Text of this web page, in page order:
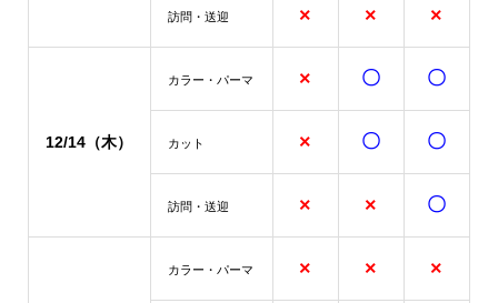
訪問・送迎 × × ×
12/14（木）
カラー・パーマ × 〇 〇
カット × 〇 〇
訪問・送迎 × × 〇
カラー・パーマ × × ×